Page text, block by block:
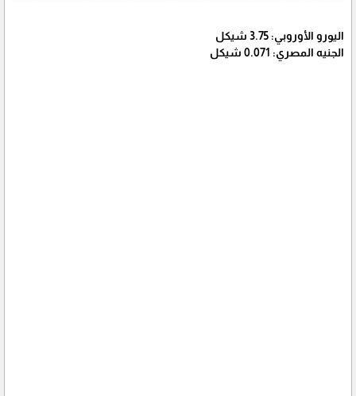
اليورو الأوروبي: 3.75 شيكل
الجنيه المصري: 0.071 شيكل